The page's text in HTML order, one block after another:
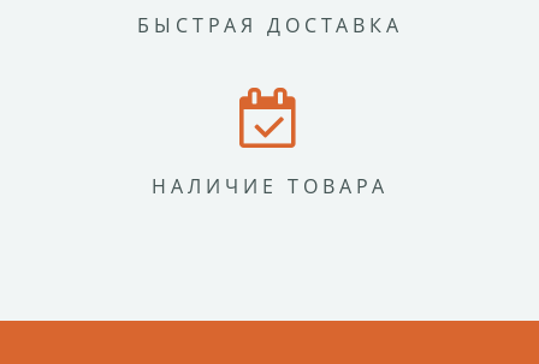
БЫСТРАЯ ДОСТАВКА
НАЛИЧИЕ ТОВАРА